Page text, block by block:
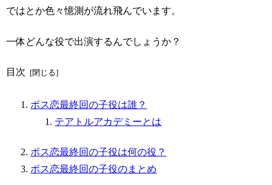
ではとか色々憶測が流れ飛んでいます。
一体どんな役で出演するんでしょうか？
目次
ボス恋最終回の子役は誰？
テアトルアカデミーとは
ボス恋最終回の子役は何の役？
ボス恋最終回の子役のまとめ